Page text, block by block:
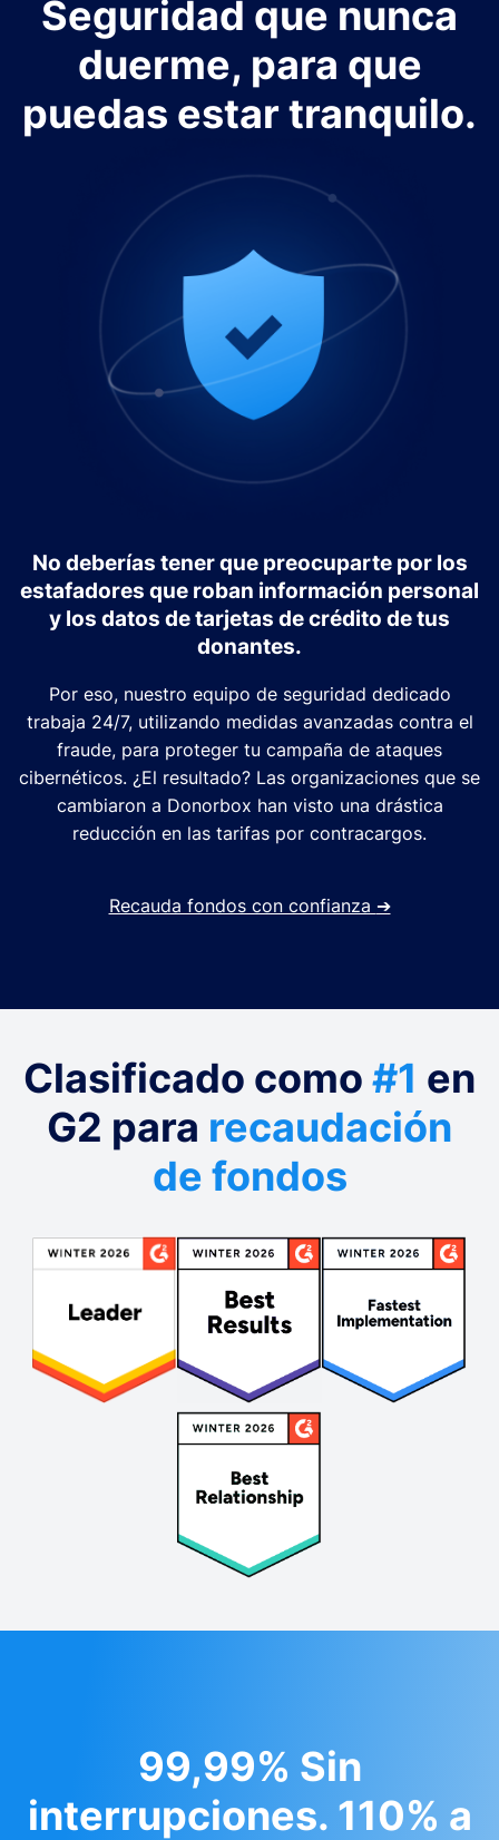
Seguridad que nunca
duerme, para que
puedas estar tranquilo.
No deberías tener que preocuparte por los
estafadores que roban información personal
y los datos de tarjetas de crédito de tus
donantes.
Por eso, nuestro equipo de seguridad dedicado
trabaja 24/7, utilizando medidas avanzadas contra el
fraude, para proteger tu campaña de ataques
cibernéticos. ¿El resultado? Las organizaciones que se
cambiaron a Donorbox han visto una drástica
reducción en las tarifas por contracargos.
Recauda fondos con confianza ➔
Clasificado como #1 en
G2 para recaudación
de fondos
99,99% Sin
interrupciones. 110% a